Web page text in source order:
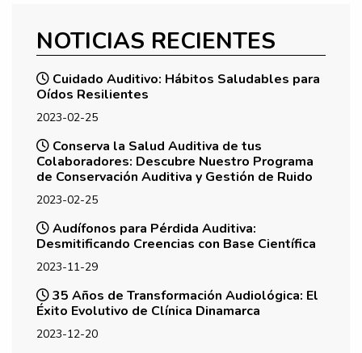
NOTICIAS RECIENTES
Cuidado Auditivo: Hábitos Saludables para
Oídos Resilientes
2023-02-25
Conserva la Salud Auditiva de tus
Colaboradores: Descubre Nuestro Programa
de Conservación Auditiva y Gestión de Ruido
2023-02-25
Audífonos para Pérdida Auditiva:
Desmitificando Creencias con Base Científica
2023-11-29
35 Años de Transformación Audiológica: El
Éxito Evolutivo de Clínica Dinamarca
2023-12-20